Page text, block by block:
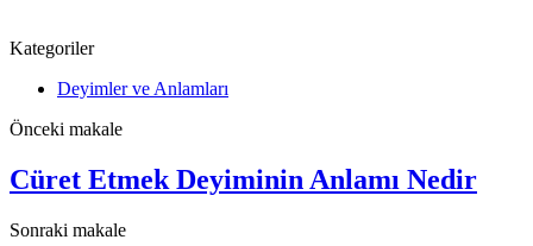
Kategoriler
Deyimler ve Anlamları
Önceki makale
Cüret Etmek Deyiminin Anlamı Nedir
Sonraki makale